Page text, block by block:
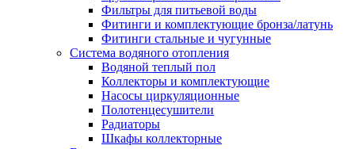
Фильтры для питьевой воды
Фитинги и комплектующие бронза/латунь
Фитинги стальные и чугунные
Система водяного отопления
Водяной теплый пол
Коллекторы и комплектующие
Насосы циркуляционные
Полотенцесушители
Радиаторы
Шкафы коллекторные